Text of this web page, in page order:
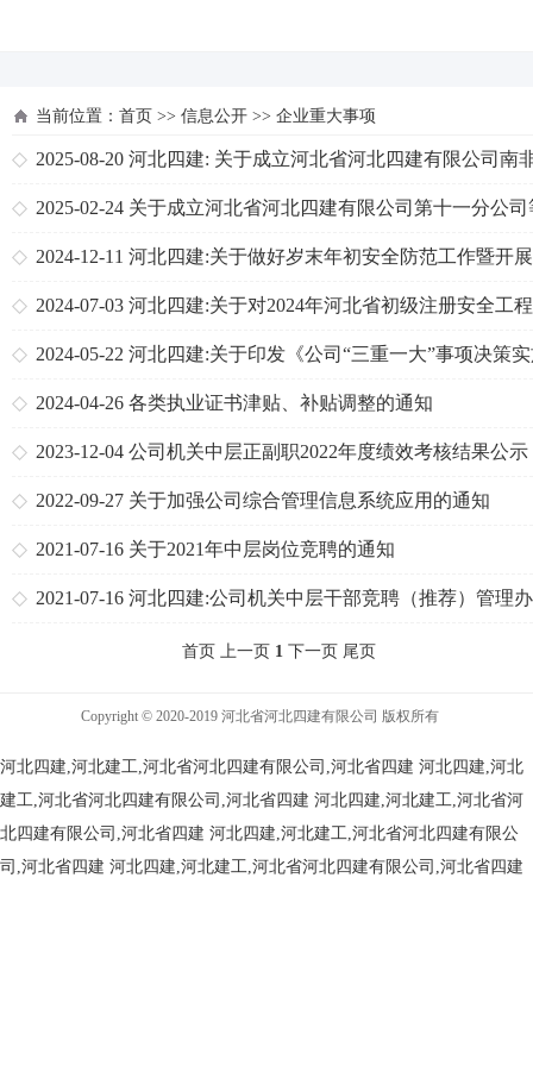
当前位置： 首页 >> 信息公开 >> 企业重大事项
2025-08-20 河北四建: 关于成立河北省河北四建有限公司南
公司的通知
2025-02-24 关于成立河北省河北四建有限公司第十一分公司
支机构的通知
2024-12-11 河北四建:关于做好岁末年初安全防范工作暨开
冬明春安全生产风险隐患排查整治专项行动的通知
2024-07-03 河北四建:关于对2024年河北省初级注册安全工
奖励的通知
2024-05-22 河北四建:关于印发《公司“三重一大”事项决策
案》的通知
2024-04-26 各类执业证书津贴、补贴调整的通知
2023-12-04 公司机关中层正副职2022年度绩效考核结果公示
2022-09-27 关于加强公司综合管理信息系统应用的通知
2021-07-16 关于2021年中层岗位竞聘的通知
2021-07-16 河北四建:公司机关中层干部竞聘（推荐）管理
首页 上一页 1 下一页 尾页
Copyright © 2020-2019 河北省河北四建有限公司 版权所有
河北四建,河北建工,河北省河北四建有限公司,河北省四建 河北四建,河北
建工,河北省河北四建有限公司,河北省四建 河北四建,河北建工,河北省河
北四建有限公司,河北省四建 河北四建,河北建工,河北省河北四建有限公
司,河北省四建 河北四建,河北建工,河北省河北四建有限公司,河北省四建